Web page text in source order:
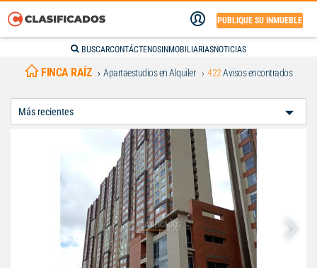
PUBLIQUE SU INMUEBLE
BUSCARCONTÁCTENOS INMOBILIARIASNOTICIAS
FINCA RAÍZ Apartaestudios en Alquiler 422Avisos encontrados